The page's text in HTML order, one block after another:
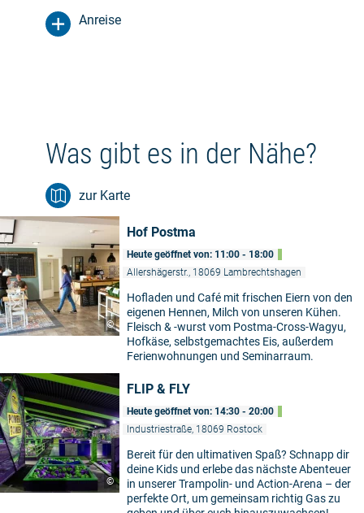
Anreise
Was gibt es in der Nähe?
zur Karte
©
Hof Postma
Heute geöffnet von: 11:00 - 18:00
Allershägerstr., 18069 Lambrechtshagen
Hofladen und Café mit frischen Eiern von den
eigenen Hennen, Milch von unseren Kühen.
Fleisch & -wurst vom Postma-Cross-Wagyu,
Hofkäse, selbstgemachtes Eis, außerdem
Ferienwohnungen und Seminarraum.
©
FLIP & FLY
Heute geöffnet von: 14:30 - 20:00
Industriestraße, 18069 Rostock
Bereit für den ultimativen Spaß? Schnapp dir
deine Kids und erlebe das nächste Abenteuer
in unserer Trampolin- und Action-Arena – der
perfekte Ort, um gemeinsam richtig Gas zu